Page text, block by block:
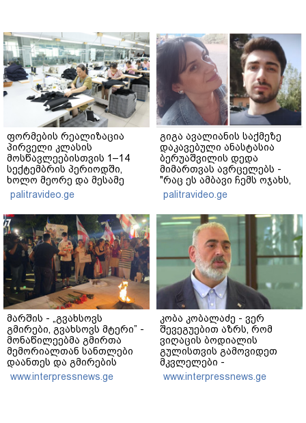
ფორმების რეალიზაცია
პირველი კლასის
მოსწავლეებისთვის 1–14
სექტემბრის პერიოდში,
ხოლო მეორე და მესამე
ეტაპებზე...
palitravideo.ge
გიგა ავალიანის საქმეზე
დაკავებული ანასტასია
ბერუაშვილის დედა
მიმართვას ავრცელებს -
"რაც ეს ამბავი ჩემს ოჯახს,
ჩემს ანასტასიას გადახდა
თავს, მის მერე მე მე არ
ვარ"
palitravideo.ge
მარშის - „გვახსოვს
გმირები, გვახსოვს მტერი” -
მონაწილეებმა გმირთა
მემორიალთან სანთლები
დაანთეს და გმირების
ხსოვნას პატივი მიაგეს
www.interpressnews.ge
კობა კობალაძე - ვერ
შევეგუებით აზრს, რომ
ვიღაცის ბოდიალის
გულისთვის გამოვიდეთ
მკვლელები -
აინტერესებდათ,
საბრძოლო მოქმედებების
www.interpressnews.ge